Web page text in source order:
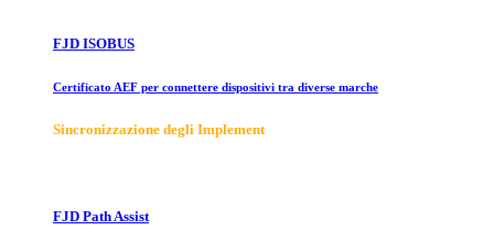
FJD ISOBUS
Certificato AEF per connettere dispositivi tra diverse marche
Sincronizzazione degli Implement
FJD Path Assist